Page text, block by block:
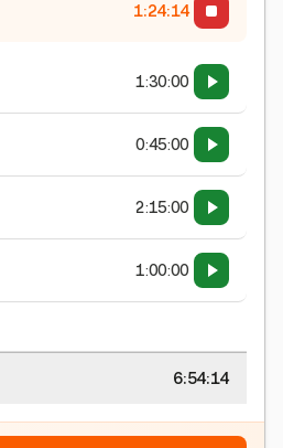
1:24:15
1:30:00
0:45:00
2:15:00
1:00:00
6:54:15